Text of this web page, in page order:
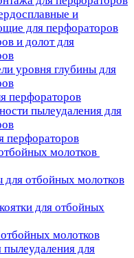
и
для перфораторов
и долот для
уровня глубины для
перфораторов
пылеудаления для
перфораторов
молотков
для отбойных молотков
для отбойных
молотков
для